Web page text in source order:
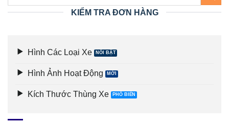
KIỂM TRA ĐƠN HÀNG
Hình Các Loại Xe
Hình Ảnh Hoạt Động
Kích Thước Thùng Xe